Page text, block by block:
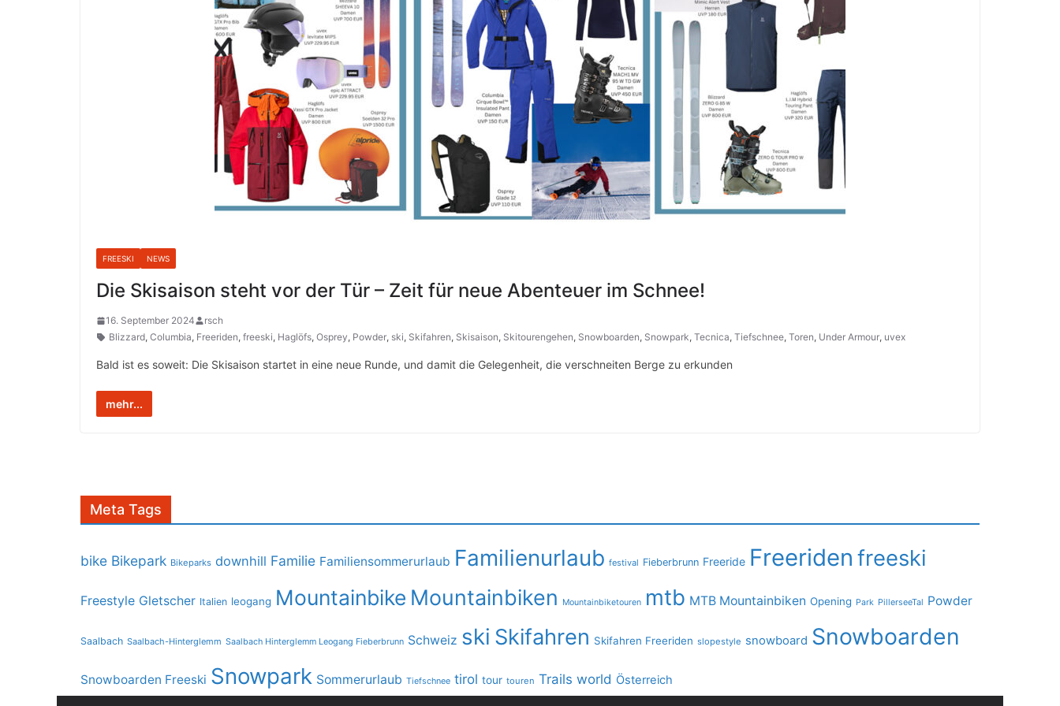
FREESKI NEWS
Die Skisaison steht vor der Tür – Zeit für neue Abenteuer im Schnee!
16. September 2024
rsch
Blizzard, Columbia, Freeriden, freeski, Haglöfs, Osprey, Powder, ski, Skifahren, Skisaison, Skitourengehen, Snowboarden, Snowpark, Tecnica, Tiefschnee, Toren, Under Armour, uvex
Bald ist es soweit: Die Skisaison startet in eine neue Runde, und damit die Gelegenheit, die verschneiten Berge zu erkunden
mehr...
Meta Tags
bike Bikepark Bikeparks downhill Familie Familiensommerurlaub Familienurlaub festival Fieberbrunn Freeride Freeriden freeski
Freestyle Gletscher Italien leogang Mountainbike Mountainbiken Mountainbiketouren mtb MTB Mountainbiken Opening Park PillerseeTal Powder
Saalbach Saalbach-Hinterglemm Saalbach Hinterglemm Leogang Fieberbrunn Schweiz ski Skifahren Skifahren Freeriden slopestyle snowboard Snowboarden
Snowboarden Freeski Snowpark Sommerurlaub Tiefschnee tirol tour touren Trails world Österreich